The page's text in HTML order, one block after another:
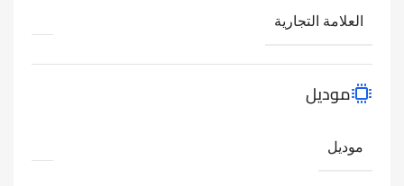
العلامة التجارية
موديل
موديل